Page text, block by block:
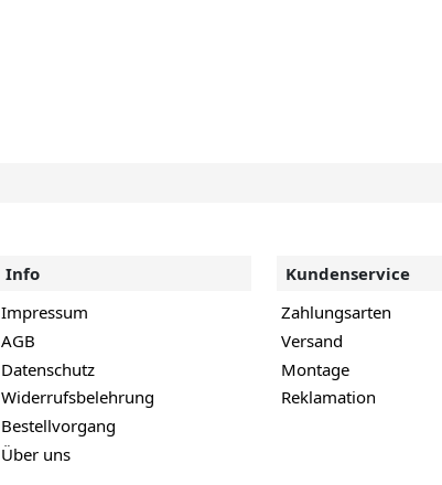
Info
Impressum
AGB
Datenschutz
Widerrufsbelehrung
Bestellvorgang
Über uns
Kundenservice
Zahlungsarten
Versand
Montage
Reklamation